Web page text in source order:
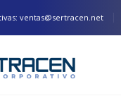
ventas@sertracen.net